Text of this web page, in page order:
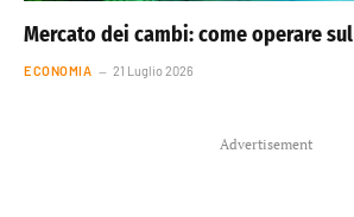
Mercato dei cambi: come operare
ECONOMIA 21 Luglio 2026
Advertisement